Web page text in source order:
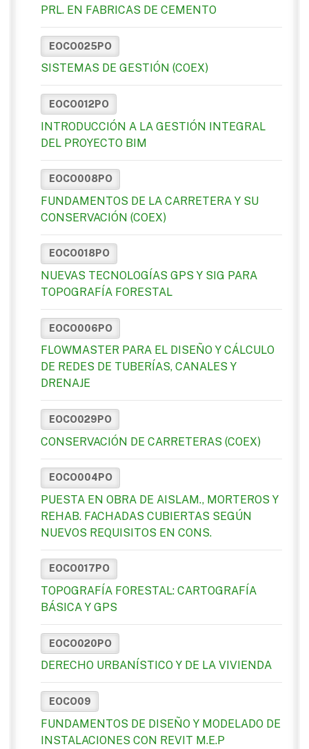
PRL. EN FABRICAS DE CEMENTO
EOCO025PO
SISTEMAS DE GESTIÓN (COEX)
EOCO012PO
INTRODUCCIÓN A LA GESTIÓN INTEGRAL
DEL PROYECTO BIM
EOCO008PO
FUNDAMENTOS DE LA CARRETERA Y SU
CONSERVACIÓN (COEX)
EOCO018PO
NUEVAS TECNOLOGÍAS GPS Y SIG PARA
TOPOGRAFÍA FORESTAL
EOCO006PO
FLOWMASTER PARA EL DISEÑO Y CÁLCULO
DE REDES DE TUBERÍAS, CANALES Y
DRENAJE
EOCO029PO
CONSERVACIÓN DE CARRETERAS (COEX)
EOCO004PO
PUESTA EN OBRA DE AISLAM., MORTEROS Y
REHAB. FACHADAS CUBIERTAS SEGÚN
NUEVOS REQUISITOS EN CONS.
EOCO017PO
TOPOGRAFÍA FORESTAL: CARTOGRAFÍA
BÁSICA Y GPS
EOCO020PO
DERECHO URBANÍSTICO Y DE LA VIVIENDA
EOCO09
FUNDAMENTOS DE DISEÑO Y MODELADO DE
INSTALACIONES CON REVIT M.E.P